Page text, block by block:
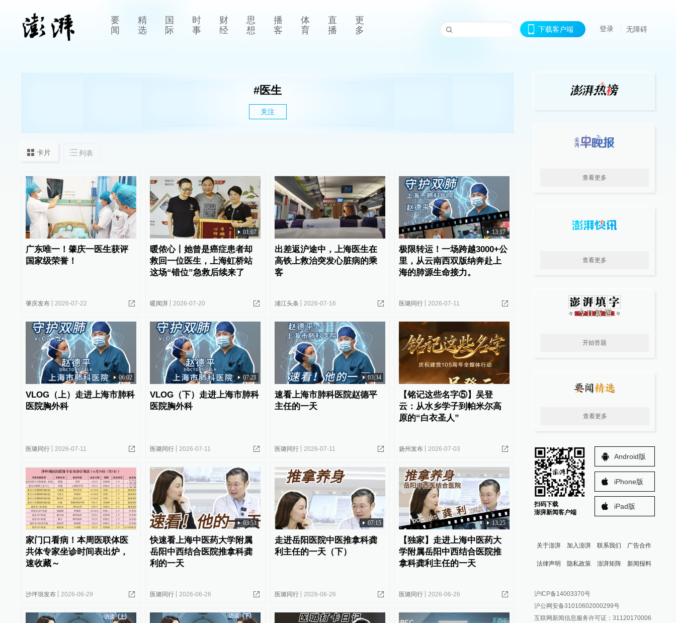
要
闻
精
选
国
际
时
事
财
经
思
想
播
客
体
育
直
播
更
多
下载客户端 登录 无障碍
#医生
关注
卡片 列表
广东唯一！肇庆一医生获评
国家级荣誉！
肇庆发布 2026-07-22
01:07
暖侬心丨她曾是癌症患者却
救回一位医生，上海虹桥站
这场“错位”急救后续来了
暖闻湃 2026-07-20
出差返沪途中，上海医生在
高铁上救治突发心脏病的乘
客
浦江头条 2026-07-16
13:17
极限转运！一场跨越3000+公
里，从云南西双版纳奔赴上
海的肺源生命接力。
医璐同行 2026-07-11
06:02
VLOG（上）走进上海市肺科
医院胸外科
医璐同行 2026-07-11
07:21
VLOG（下）走进上海市肺科
医院胸外科
医璐同行 2026-07-11
03:34
速看上海市肺科医院赵德平
主任的一天
医璐同行 2026-07-11
【铭记这些名字⑤】吴登
云：从水乡学子到帕米尔高
原的“白衣圣人”
扬州发布 2026-07-03
家门口看病！本周医联体医
共体专家坐诊时间表出炉，
速收藏～
沙坪坝发布 2026-06-29
03:51
快速看上海中医药大学附属
岳阳中西结合医院推拿科龚
利的一天
医璐同行 2026-06-26
07:15
走进岳阳医院中医推拿科龚
利主任的一天（下）
医璐同行 2026-06-26
13:25
【独家】走进上海中医药大
学附属岳阳中西结合医院推
拿科龚利主任的一天
医璐同行 2026-06-26
查看更多
查看更多
开始答题
查看更多
扫码下载
澎湃新闻客户端
Android版
iPhone版
iPad版
关于澎湃 加入澎湃 联系我们 广告合作
法律声明 隐私政策 澎湃矩阵
澎湃新闻公众号
澎湃新闻抖音号
新闻报料
报料邮箱: news@thepaper.cn
沪ICP备14003370号
沪公网安备31010602000299号
互联网新闻信息服务许可证：31120170006